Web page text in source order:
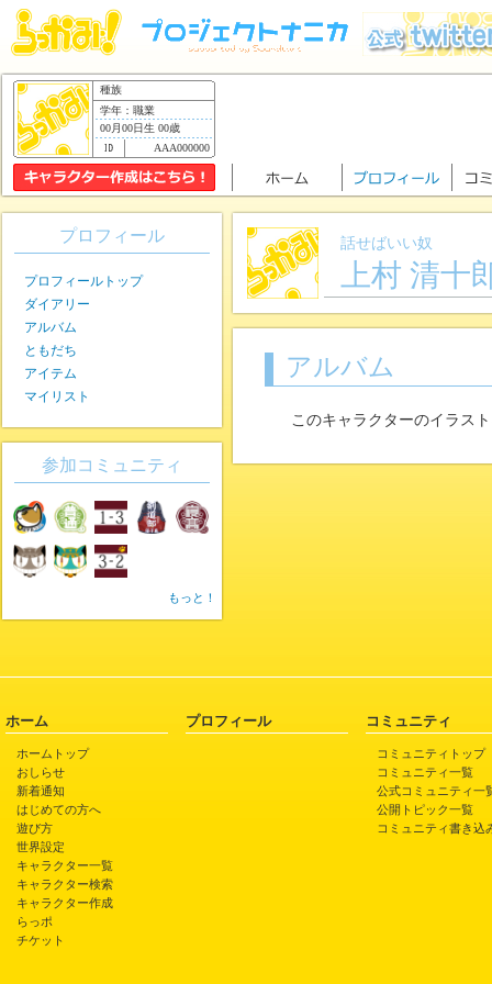
種族
学年：職業
00月00日生 00歳
AAA000000
話せばいい奴
上村 清十
アルバム
このキャラクターのイラス
プロフィール
プロフィールトップ
ダイアリー
アルバム
ともだち
アイテム
マイリスト
参加コミュニティ
もっと！
ホーム
ホームトップ
おしらせ
新着通知
はじめての方へ
遊び方
世界設定
キャラクター一覧
キャラクター検索
キャラクター作成
らっポ
チケット
プロフィール コミュニティ
コミュニティトップ
コミュニティ一覧
公式コミュニティ一
公開トピック一覧
コミュニティ書き込